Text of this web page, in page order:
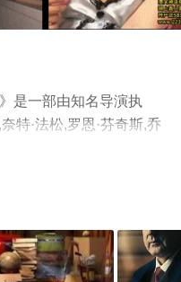
是一部由知名导演执
特·法松,罗恩·芬奇斯,乔
茜·卡尔登,亚当·斯科特,
集），手机免费观看高
至豆瓣电视剧、电视猫